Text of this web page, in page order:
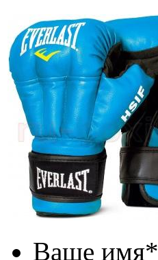
Ваше имя*